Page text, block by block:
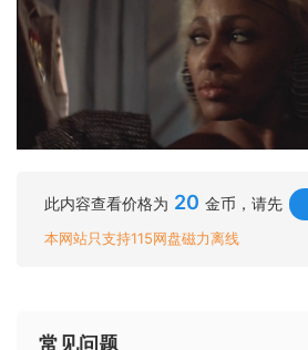
此内容查看价格为 20 金币，请先
本网站只支持115网盘磁力离线
常见问题